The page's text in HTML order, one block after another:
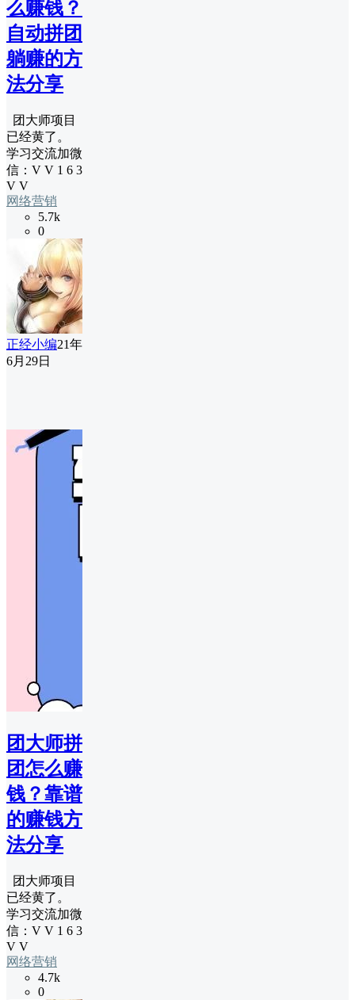
么赚钱？
自动拼团
躺赚的方
法分享
团大师项目
已经黄了。
学习交流加微
信：V V 1 6 3
V V
网络营销
5.7k
0
正经小编21年
6月29日
团大师拼
团怎么赚
钱？靠谱
的赚钱方
法分享
团大师项目
已经黄了。
学习交流加微
信：V V 1 6 3
V V
网络营销
4.7k
0